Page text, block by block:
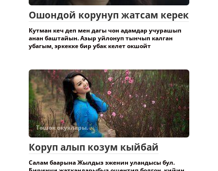
Ошондой корунуп жатсам керек
Кутман кеч деп мен дагы чон адамдар учурашып
анан баштайын. Азыр уйлонуп тынчып калган
убагым, эркекке бир убак келет окшойт
Төшөк окуялары.
Коруп алып козум кыйбай
Салам баарына Жылдыз эженин уландысы бул.